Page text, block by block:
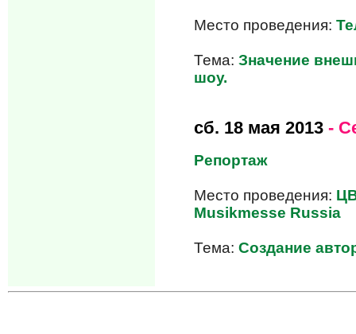
Место проведения:
Тема:Значение
шоу.
сб. 18 мая 2013 -
Репортаж
Место проведения:
Musikmesse Russia
Тема:Создание